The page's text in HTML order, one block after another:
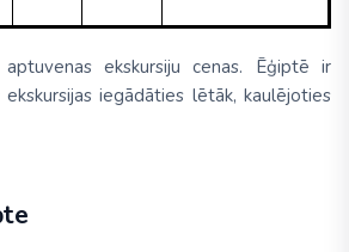
ekskursiju cenas. Ēģiptē ir
iegādāties lētāk, kaulējoties